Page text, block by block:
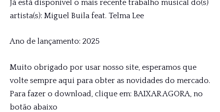
Já está disponivel o mais recente trabalho musical do(s)
artista(s): Miguel Buila feat. Telma Lee
Ano de lançamento: 2025
Muito obrigado por usar nosso site, esperamos que
volte sempre aqui para obter as novidades do mercado.
Para fazer o download, clique em: BAIXAR AGORA, no
botão abaixo